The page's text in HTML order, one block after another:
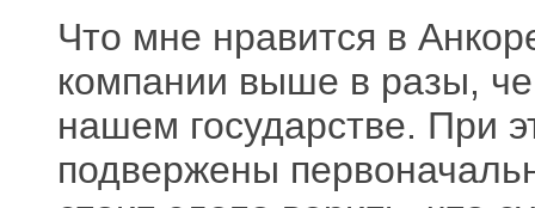
Что мне нравится в
компании выше в разы,
нашем государстве. При
подвержены